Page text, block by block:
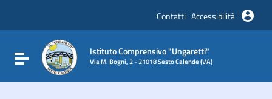
Vai al footer
Contatti Accessibilità
Attiva / disattiva la navigazione
Istituto Comprensivo "Ungaretti"
Via M. Bogni, 2 - 21018 Sesto Calende (VA)